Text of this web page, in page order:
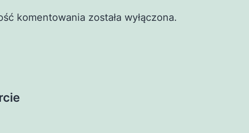
komentowania została wyłączona.